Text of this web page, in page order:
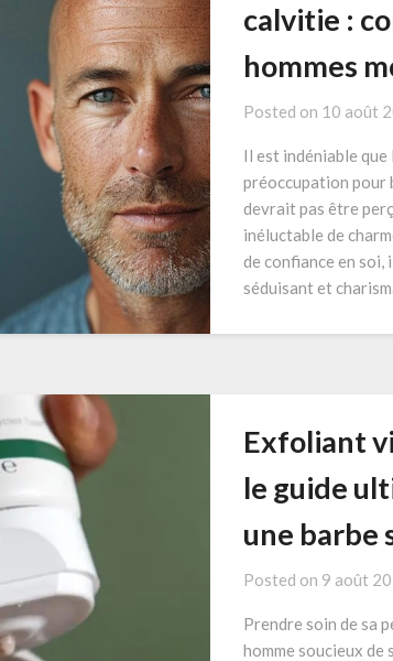
calvitie :
hommes
Posted on 10 août
Il est indéniable
préoccupation pour
devrait pas être
inéluctable de
de confiance en
séduisant et
Exfoliant
le guide
une barbe
Posted on 9 août
Prendre soin de sa
homme soucieux de